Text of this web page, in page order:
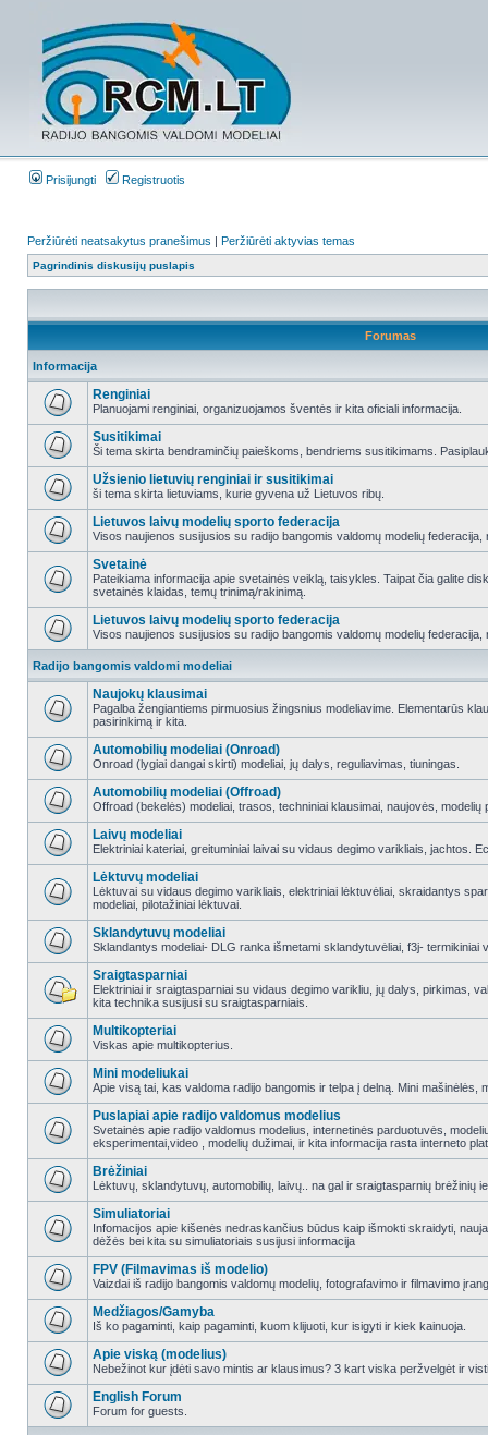
Prisijungti Registruotis
Peržiūrėti neatsakytus pranešimus | Peržiūrėti aktyvias temas
Pagrindinis diskusijų puslapis
Forumas
Informacija
Renginiai
Planuojami renginiai, organizuojamos šventės ir kita oficiali informacija.
Susitikimai
Ši tema skirta bendraminčių paieškoms, bendriems susitikimams.
Užsienio lietuvių renginiai ir susitikimai
ši tema skirta lietuviams, kurie gyvena už Lietuvos ribų.
Lietuvos laivų modelių sporto federacija
Visos naujienos susijusios su radijo bangomis valdomų modelių
Svetainė
Pateikiama informacija apie svetainės veiklą, taisykles. Taipat čia galite
svetainės klaidas, temų trinimą/rakinimą.
Lietuvos laivų modelių sporto federacija
Visos naujienos susijusios su radijo bangomis valdomų modelių
Radijo bangomis valdomi modeliai
Naujokų klausimai
Pagalba žengiantiems pirmuosius žingsnius modeliavime. Elementarūs
pasirinkimą ir kita.
Automobilių modeliai (Onroad)
Onroad (lygiai dangai skirti) modeliai, jų dalys, reguliavimas, tiuningas.
Automobilių modeliai (Offroad)
Offroad (bekelės) modeliai, trasos, techniniai klausimai, naujovės, modelių
Laivų modeliai
Elektriniai kateriai, greituminiai laivai su vidaus degimo varikliais, jachtos.
Lėktuvų modeliai
Lėktuvai su vidaus degimo varikliais, elektriniai lėktuvėliai, skraidantys
modeliai, pilotažiniai lėktuvai.
Sklandytuvų modeliai
Sklandantys modeliai- DLG ranka išmetami sklandytuvėliai, f3j-
Sraigtasparniai
Elektriniai ir sraigtasparniai su vidaus degimo varikliu, jų dalys, pirkimas,
kita technika susijusi su sraigtasparniais.
Multikopteriai
Viskas apie multikopterius.
Mini modeliukai
Apie visą tai, kas valdoma radijo bangomis ir telpa į delną. Mini mašinėlės,
Puslapiai apie radijo valdomus modelius
Svetainės apie radijo valdomus modelius, internetinės parduotuvės,
eksperimentai,video , modelių dužimai, ir kita informacija rasta interneto
Brėžiniai
Lėktuvų, sklandytuvų, automobilių, laivų.. na gal ir sraigtasparnių brėžinių
Simuliatoriai
Infomacijos apie kišenės nedraskančius būdus kaip išmokti skraidyti,
dėžės bei kita su simuliatoriais susijusi informacija
FPV (Filmavimas iš modelio)
Vaizdai iš radijo bangomis valdomų modelių, fotografavimo ir filmavimo
Medžiagos/Gamyba
Iš ko pagaminti, kaip pagaminti, kuom klijuoti, kur isigyti ir kiek kainuoja.
Apie viską (modelius)
Nebežinot kur įdėti savo mintis ar klausimus? 3 kart viska peržvelgėt ir
English Forum
Forum for guests.